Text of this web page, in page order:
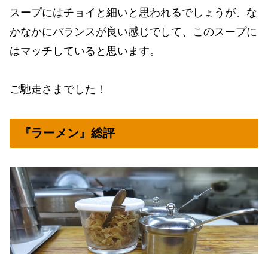
スープにはチョイと細いと思われるでしょうが、な
かなかにバランスが良い感じでして、このスープに
はマッチしていると思います。
ご馳走さまでした！
『ラーメン』総評